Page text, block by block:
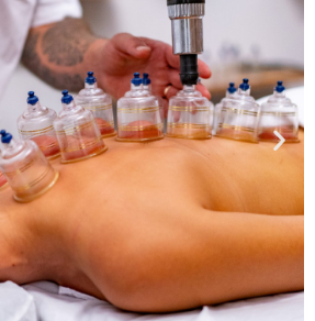
עיסוי מקצועי
לפרטים לחץ כאן